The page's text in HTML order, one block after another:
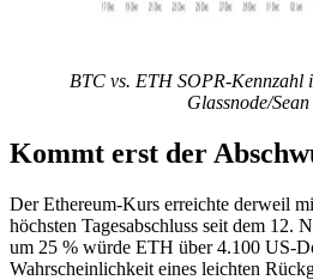
BTC vs. ETH SOPR-Kennzahl
Glassnode/Sean
Kommt erst der
Der Ethereum-Kurs erreichte derweil
höchsten Tagesabschluss seit dem 12.
um 25 % würde ETH über 4.100 US-
Wahrscheinlichkeit eines leichten